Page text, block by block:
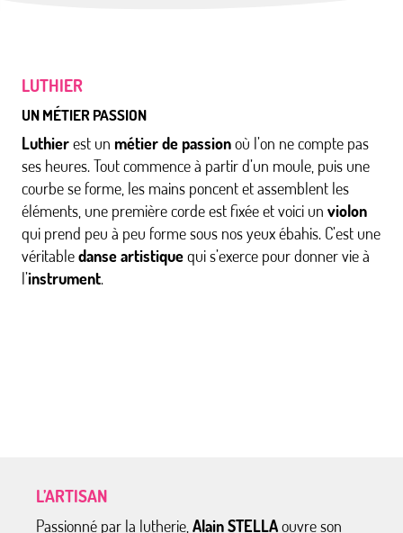
LUTHIER
UN MÉTIER PASSION
Luthierest un métier de passionoù l’on ne compte pas
ses heures. Tout commence à partir d’un moule, puis une
courbe se forme, les mains poncent et assemblent les
éléments, une première corde est fixée et voici un violon
qui prend peu à peu forme sous nos yeux ébahis. C’est une
véritabledanse artistiquequi s’exerce pour donner vie à
l’instrument.
L’ARTISAN
Passionné par la lutherie, Alain STELLAouvre son